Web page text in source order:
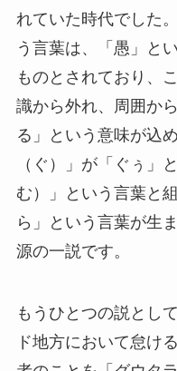
れていた時代でした
う言葉は、「愚」と
ものとされており、
識から外れ、周囲か
る」という意味が込
（ぐ）」が「ぐぅ」
む）」という言葉と
ら」という言葉が生
源の一説です。
もうひとつの説とし
ド地方において怠け